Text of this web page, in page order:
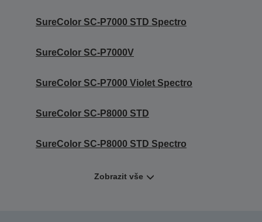
SureColor SC-P7000 STD Spectro
SureColor SC-P7000V
SureColor SC-P7000 Violet Spectro
SureColor SC-P8000 STD
SureColor SC-P8000 STD Spectro
Zobrazit vše